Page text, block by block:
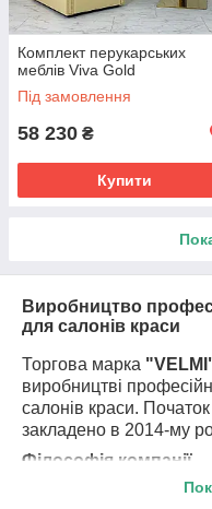
Комплект перукарських
меблів Viva Gold
Під замовлення
58 230 ₴
Купити
Виробництво
для салонів краси
Торгова марка
виробництві
салонів краси.
закладено в 2014-му
Філософія компанії.
Обравши вузький